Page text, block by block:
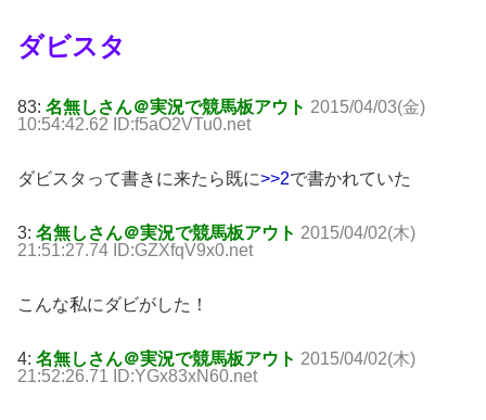
ダビスタ
83: 名無しさん＠実況で競馬板アウト 2015/04/03(金)
10:54:42.62 ID:f5aO2VTu0.net
ダビスタって書きに来たら既に>>2で書かれていた
3: 名無しさん＠実況で競馬板アウト 2015/04/02(木)
21:51:27.74 ID:GZXfqV9x0.net
こんな私にダビがした！
4: 名無しさん＠実況で競馬板アウト 2015/04/02(木)
21:52:26.71 ID:YGx83xN60.net